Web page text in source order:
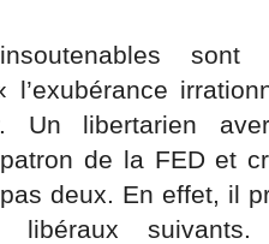
l’exubérance
Un libertarien
patron de la FED et
deux. En effet, il
suivants.